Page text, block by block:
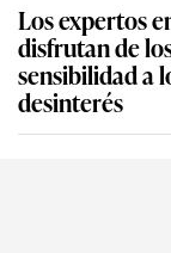
Los expertos
disfrutan de
sensibilidad a
desinterés